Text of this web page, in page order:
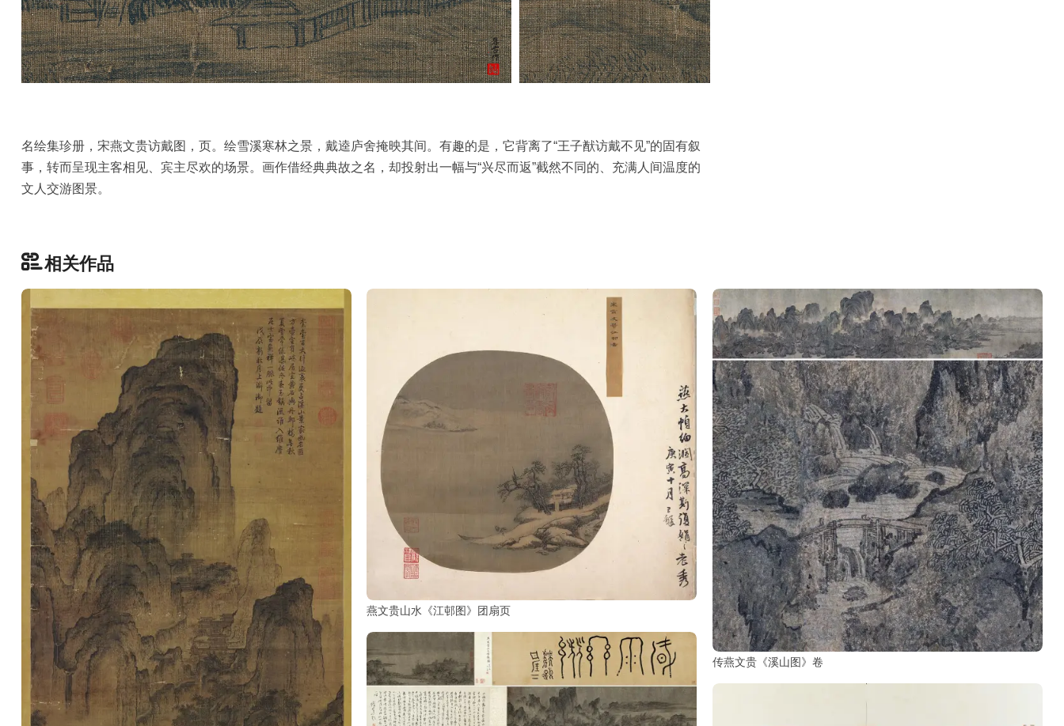
名绘集珍册，宋燕文贵访戴图，页。绘雪溪寒林之景，戴逵庐舍掩映其间。有趣的是，它背离了“王子猷访戴不见”的固有叙
事，转而呈现主客相见、宾主尽欢的场景。画作借经典典故之名，却投射出一幅与“兴尽而返”截然不同的、充满人间温度的
文人交游图景。
相关作品
燕文贵山水《江邨图》团扇页
传燕文贵《溪山图》卷
清
素
描
|
素
家
艺
库
铜
器
刻
文
具
玉
器
漆
器
珐